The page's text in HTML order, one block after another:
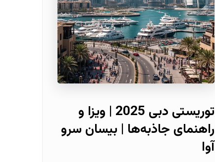
توریستی دبی 2025 | ویزا و
راهنمای جاذبه‌ها | بیسان سرو
آوا